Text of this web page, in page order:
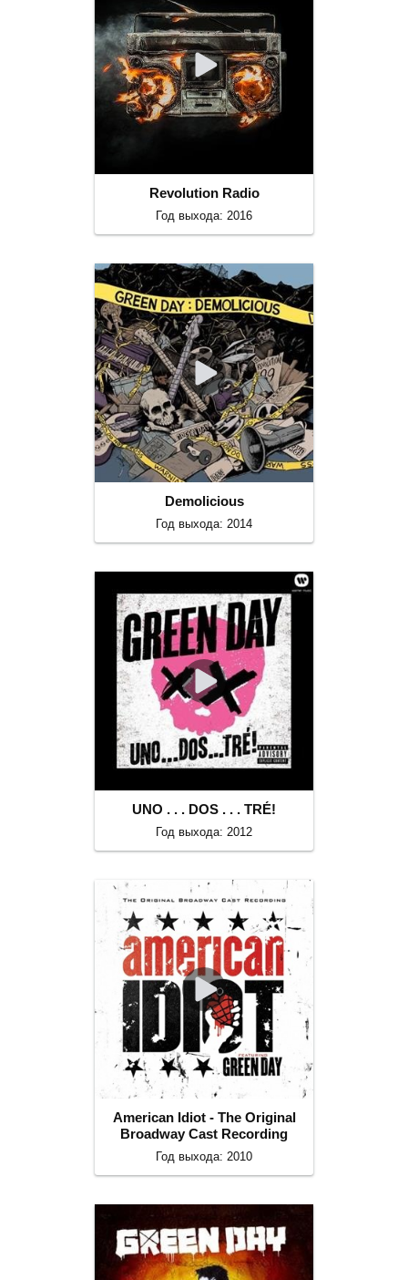
Revolution Radio
Год выхода: 2016
Demolicious
Год выхода: 2014
UNO . . . DOS . . . TRÉ!
Год выхода: 2012
American Idiot - The Original
Broadway Cast Recording
Год выхода: 2010